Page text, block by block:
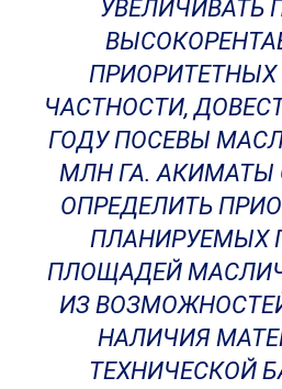
УВЕЛИЧИВАТЬ
ПРИОРИТЕТНЫХ
ЧАСТНОСТИ,
ГОДУ ПОСЕВЫ
МЛН ГА. АКИМАТЫ
ОПРЕДЕЛИТЬ
ПЛАНИРУЕМЫХ
ПЛОЩАДЕЙ
ИЗ
НАЛИЧИЯ
ТЕХНИЧЕСКОЙ